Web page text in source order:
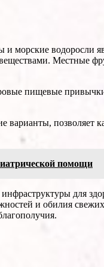
водоросли
Местные
пищевые
варианты,
помощи
для
и обилия